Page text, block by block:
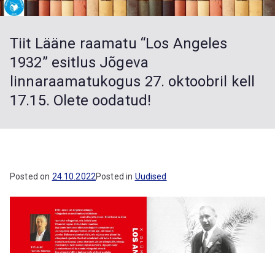
Raa
Laiuse
Sadala
e
ukogud
Tiit Lääne raamatu “Los Angeles
1932” esitlus Jõgeva
linnaraamatukogus 27. oktoobril kell
17.15. Olete oodatud!
Posted on 24.10.2022Posted in Uudised